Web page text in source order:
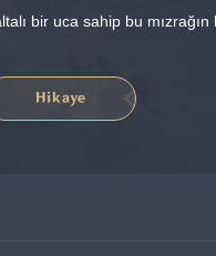
bir uca sahip bu
Hikaye